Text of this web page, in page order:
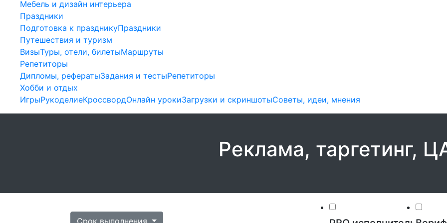
Мебель и дизайн интерьера
Праздники
Подготовка к праздникуПраздники
Путешествия и туризм
ВизыТуры, отели, билетыМаршруты
Репетиторы
Дипломы, рефератыЗадания и тестыРепетиторы
Хобби и отдых
ИгрыРукоделиеКроссвордОнлайн урокиЗагрузки и скриншотыСоветы, идеи, мнения
Реклама, таргетинг,
Срок выполнения